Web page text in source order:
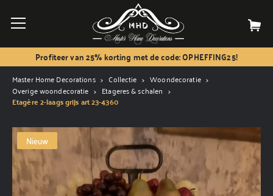
Profiteer van 25% korting met de code: OPHEFFING25!
Master Home Decorations Collectie
Woondecoratie
Overige woondecoratie
Etageres & schalen
Etagère 2-laags grijs art 23-4360
Nieuw